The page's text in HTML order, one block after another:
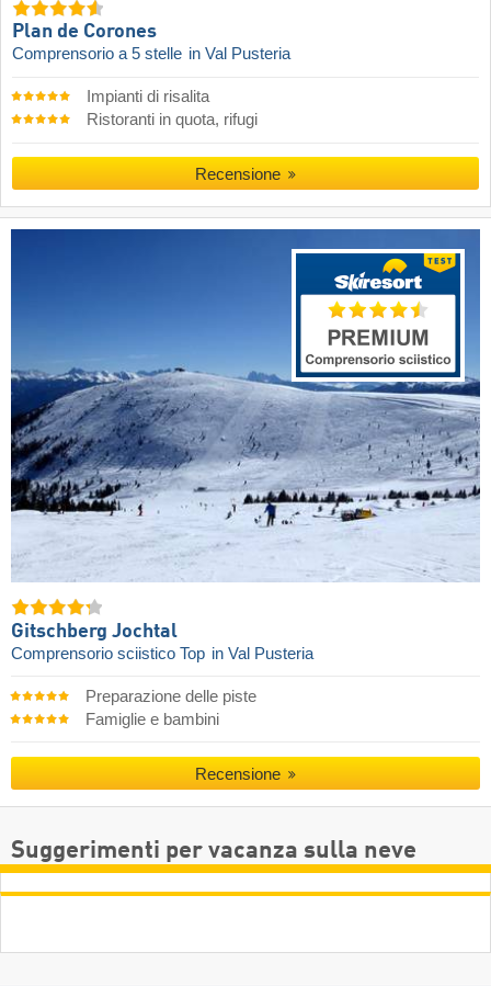
Plan de Corones
Comprensorio a 5 stelle in Val Pusteria
Impianti di risalita
Ristoranti in quota, rifugi
Recensione
Gitschberg Jochtal
Comprensorio sciistico Top in Val Pusteria
Preparazione delle piste
Famiglie e bambini
Recensione
Suggerimenti per vacanza sulla neve